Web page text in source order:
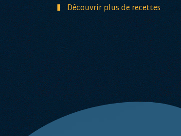
Découvrir plus de recettes